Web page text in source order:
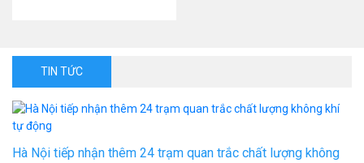
TIN TỨC
Hà Nội tiếp nhận thêm 24 trạm quan trắc chất lượng không